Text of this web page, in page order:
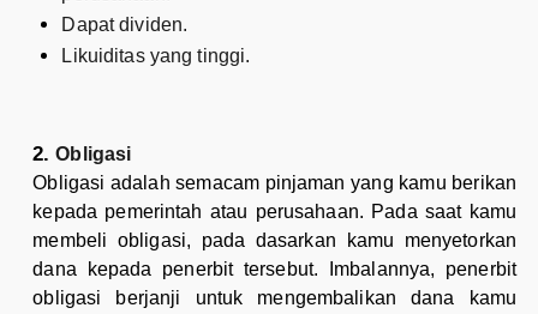
Dapat dividen.
Likuiditas yang tinggi.
Obligasi
Obligasi adalah semacam pinjaman yang kamu berikan
kepada pemerintah atau perusahaan. Pada saat kamu
membeli obligasi, pada dasarkan kamu menyetorkan
dana kepada penerbit tersebut. Imbalannya, penerbit
obligasi berjanji untuk mengembalikan dana kamu